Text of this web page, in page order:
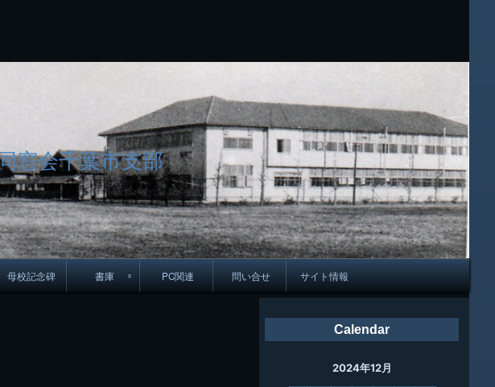
窓会千葉市支部
母校記念碑 書庫 PC関連 問い合せ サイト情報
Calendar
2024年12月